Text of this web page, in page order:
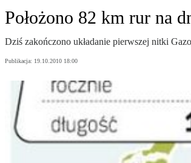
Położono 82 km rur na
Dziś zakończono układanie pierwszej nitki
Publikacja: 19.10.2010 18:00